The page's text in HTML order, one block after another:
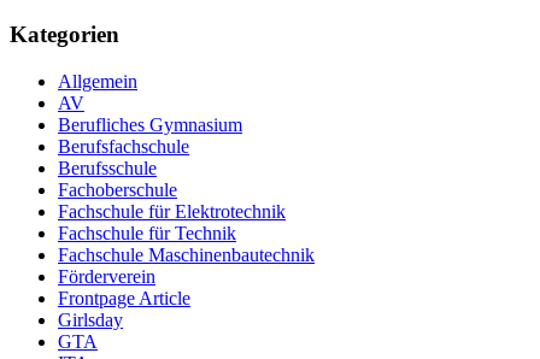
Kategorien
Allgemein
AV
Berufliches Gymnasium
Berufsfachschule
Berufsschule
Fachoberschule
Fachschule für Elektrotechnik
Fachschule für Technik
Fachschule Maschinenbautechnik
Förderverein
Frontpage Article
Girlsday
GTA